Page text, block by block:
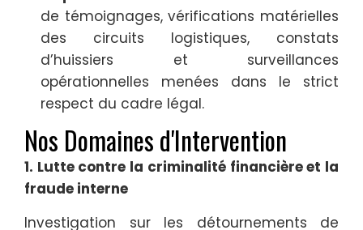
de témoignages, vérifications matérielles
des circuits logistiques, constats
d’huissiers et surveillances
opérationnelles menées dans le strict
respect du cadre légal.
Nos Domaines d'Intervention
1. Lutte contre la criminalité financière et la
fraude interne
Investigation sur les détournements de